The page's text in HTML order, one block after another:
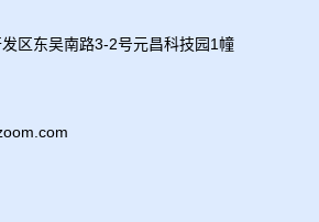
区东吴南路3-2号元昌科技园1幢